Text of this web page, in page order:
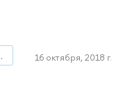
16 октября, 2018 г.